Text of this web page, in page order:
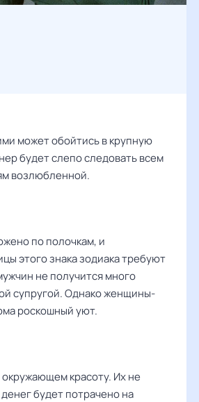
может обойтись в крупную
будет слепо следовать всем
возлюбленной.
по полочкам, и
этого знака зодиака требуют
не получится много
супругой. Однако женщины-
роскошный уют.
окружающем красоту. Их не
будет потрачено на